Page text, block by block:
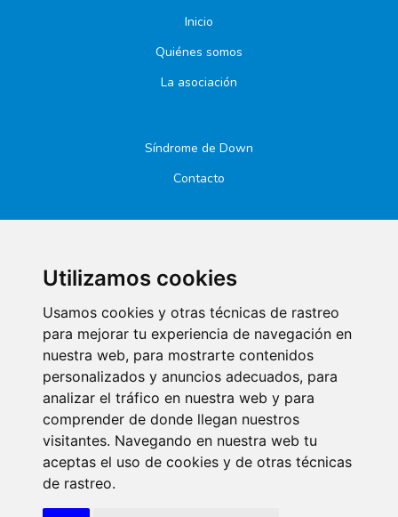
Utilizamos cookies
Usamos cookies y otras técnicas de rastreo
para mejorar tu experiencia de navegación en
nuestra web, para mostrarte contenidos
personalizados y anuncios adecuados, para
analizar el tráfico en nuestra web y para
comprender de donde llegan nuestros
visitantes. Navegando en nuestra web tu
aceptas el uso de cookies y de otras técnicas
de rastreo.
Inicio
Quiénes somos
La asociación
Síndrome de Down
Contacto
Protección de Datos
© Diseñado y desarrollado por Xerintel Internet Technologies SL